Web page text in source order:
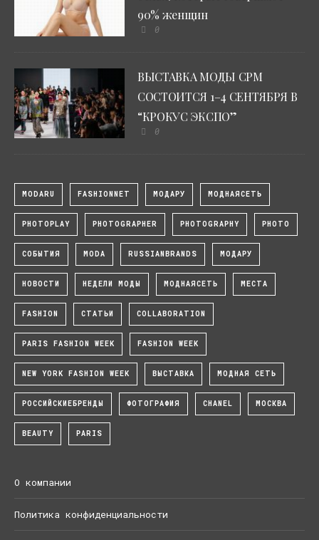
90% женщин
0
ВЫСТАВКА МОДЫ CPM
СОСТОИТСЯ 1–4 СЕНТЯБРЯ В
“КРОКУС ЭКСПО”
0
MODARU FASHIONNET МОДАРУ МОДНАЯСЕТЬ
PHOTOPLAY PHOTOGRAPHER PHOTOGRAPHY PHOTO
СОБЫТИЯ MODA RUSSIANBRANDS МОДАРУ
НОВОСТИ НЕДЕЛИ МОДЫ МОДНАЯСЕТЬ МЕСТА
FASHION СТАТЬИ COLLABORATION
PARIS FASHION WEEK FASHION WEEK
NEW YORK FASHION WEEK ВЫСТАВКА МОДНАЯ СЕТЬ
РОССИЙСКИЕБРЕНДЫ ФОТОГРАФИЯ CHANEL МОСКВА
BEAUTY PARIS
О компании
Политика конфиденциальности